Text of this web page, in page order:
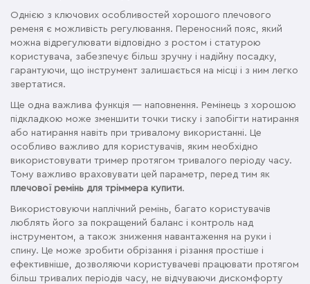
Однією з ключових особливостей хорошого плечового
ременя є можливість регулювання. Переносний пояс, який
можна відрегулювати відповідно з ростом і статурою
користувача, забезпечує більш зручну і надійну посадку,
гарантуючи, що інструмент залишається на місці і з ним легко
звертатися.
Ще одна важлива функція — наповнення. Ремінець з хорошою
підкладкою може зменшити точки тиску і запобігти натирання
або натирання навіть при тривалому використанні. Це
особливо важливо для користувачів, яким необхідно
використовувати тример протягом тривалого періоду часу.
Тому важливо враховувати цей параметр, перед тим як
плечової ремінь для тріммера купити.
Використовуючи наплічний ремінь, багато користувачів
люблять його за покращений баланс і контроль над
інструментом, а також зниження навантаження на руки і
спину. Це може зробити обрізання і різання простіше і
ефективніше, дозволяючи користувачеві працювати протягом
більш тривалих періодів часу, не відчуваючи дискомфорту